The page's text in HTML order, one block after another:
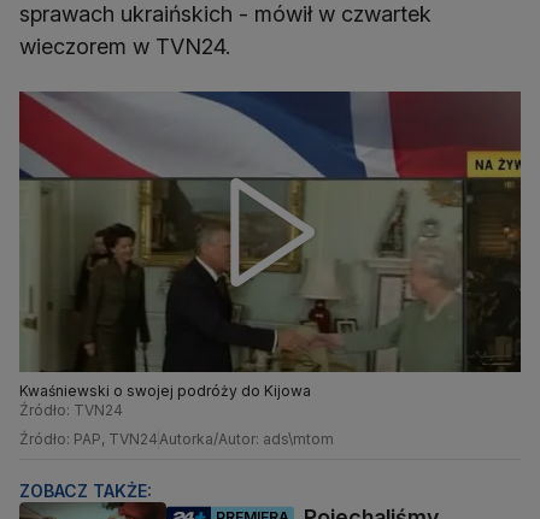
sprawach ukraińskich - mówił w czwartek
wieczorem w TVN24.
Kwaśniewski o swojej podróży do Kijowa
Źródło: TVN24
Źródło: PAP, TVN24Autorka/Autor: ads\mtom
ZOBACZ TAKŻE: